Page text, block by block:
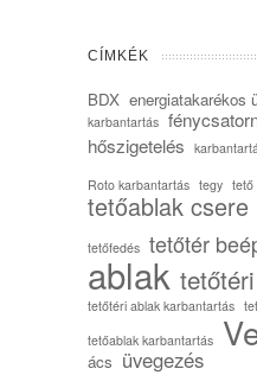
CÍMKÉK
BDX energiatakarékos
karbantartás
hőszigetelés
Roto karbantartás tegy tető
tetőablak csere
tetőfedés tetőtér
ablak
tetőtéri ablak karbantartás
tetőablak karbantartás
ács üvegezés